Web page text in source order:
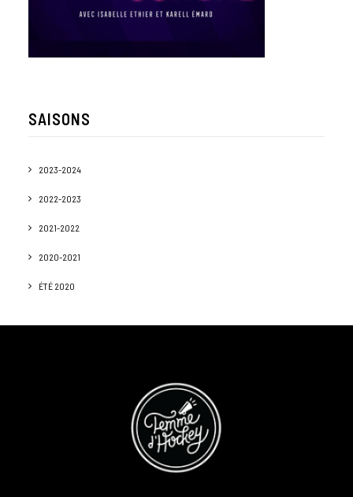
SAISONS
2023-2024
2022-2023
2021-2022
2020-2021
ÉTÉ 2020